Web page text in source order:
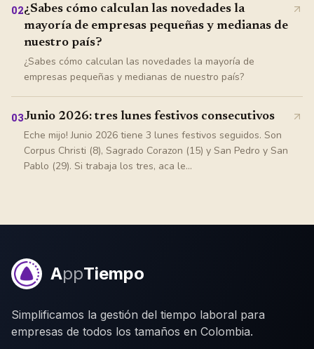
02¿Sabes cómo calculan las novedades la
mayoría de empresas pequeñas y medianas de
nuestro país?
¿Sabes cómo calculan las novedades la mayoría de
empresas pequeñas y medianas de nuestro país?
03Junio 2026: tres lunes festivos consecutivos
Eche mijo! Junio 2026 tiene 3 lunes festivos seguidos. Son
Corpus Christi (8), Sagrado Corazon (15) y San Pedro y San
Pablo (29). Si trabaja los tres, aca le...
AppTiempo
Simplificamos la gestión del tiempo laboral para
empresas de todos los tamaños en Colombia.